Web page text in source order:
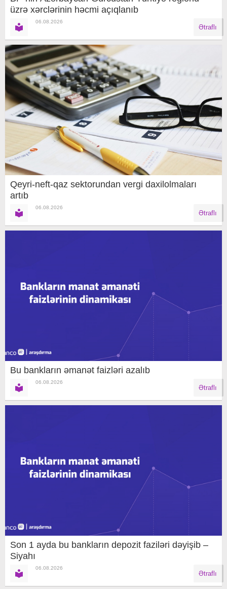
üzrə xərclərinin həcmi açıqlanıb
06.08.2026
Ətraflı
Qeyri-neft-qaz sektorundan vergi daxilolmaları
artıb
06.08.2026
Ətraflı
Bu bankların əmanət faizləri azalıb
06.08.2026
Ətraflı
Son 1 ayda bu bankların depozit faziləri dəyişib –
Siyahı
06.08.2026
Ətraflı